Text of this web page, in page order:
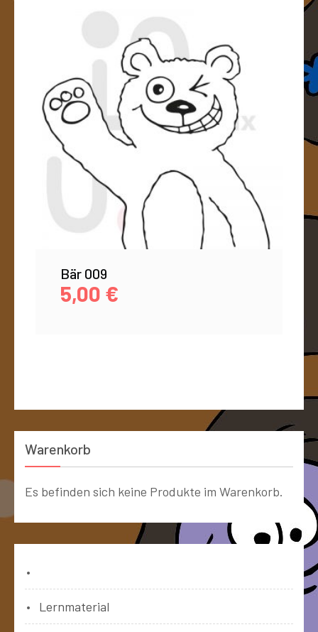
Bär 009
5,00 €
Warenkorb
Es befinden sich keine Produkte im Warenkorb.
Lernmaterial